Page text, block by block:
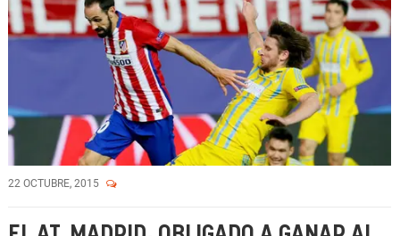
22 OCTUBRE, 2015